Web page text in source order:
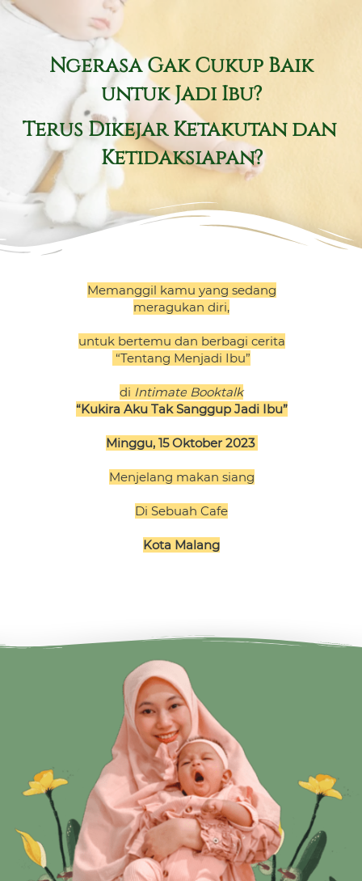
Ngerasa Gak Cukup Baik
untuk Jadi Ibu?
Terus Dikejar Ketakutan dan
Ketidaksiapan?
Memanggil kamu yang sedang
meragukan diri,
untuk bertemu dan berbagi cerita
“Tentang Menjadi Ibu”
di Intimate Booktalk
“Kukira Aku Tak Sanggup Jadi Ibu”
Minggu, 15 Oktober 2023
Menjelang makan siang
Di Sebuah Cafe
Kota Malang